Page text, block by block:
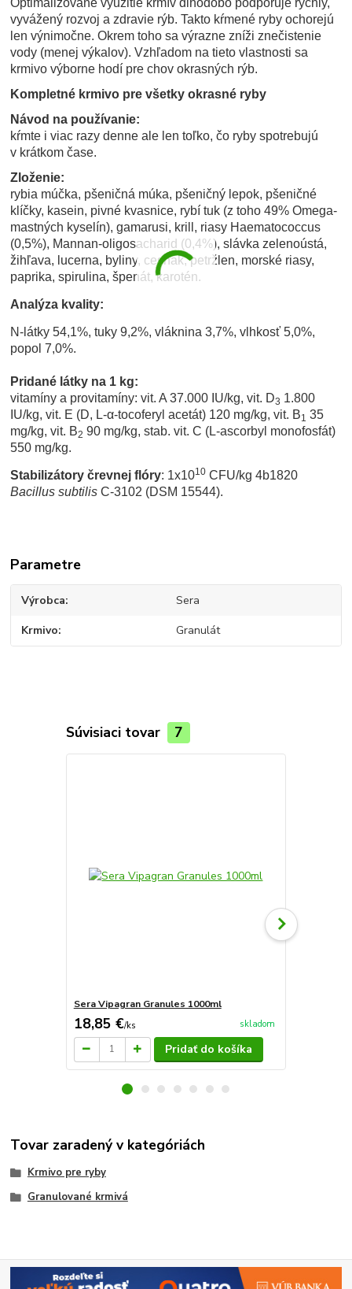
Optimalizované využitie krmív dlhodobo podporuje rýchly,
vyvážený rozvoj a zdravie rýb. Takto kŕmené ryby ochorejú
len výnimočne. Okrem toho sa výrazne zníži znečistenie
vody (menej výkalov). Vzhľadom na tieto vlastnosti sa
krmivo výborne hodí pre chov okrasných rýb.
Kompletné krmivo pre všetky okrasné ryby
Návod na používanie:
kŕmte i viac razy denne ale len toľko, čo ryby spotrebujú
v krátkom čase.
Zloženie:
rybia múčka, pšeničná múka, pšeničný lepok, pšeničné
klíčky, kasein, pivné kvasnice, rybí tuk (z toho 49% Omega-
mastných kyselín), gamarusi, krill, riasy Haematococcus
(0,5%), Mannan-oligosacharid (0,4%), slávka zelenoústá,
žihľava, lucerna, byliny, cesnak, petržlen, morské riasy,
paprika, spirulina, špenát, karotén.
Analýza kvality:
N-látky 54,1%, tuky 9,2%, vláknina 3,7%, vlhkosť 5,0%,
popol 7,0%.
Pridané látky na 1 kg:
vitamíny a provitamíny: vit. A 37.000 IU/kg, vit. D3 1.800
IU/kg, vit. E (D, L-α-tocoferyl acetát) 120 mg/kg, vit. B1 35
mg/kg, vit. B2 90 mg/kg, stab. vit. C (L-ascorbyl monofosfát)
550 mg/kg.
Stabilizátory črevnej flóry: 1x1010 CFU/kg 4b1820
Bacillus subtilis C-3102 (DSM 15544).
Parametre
Výrobca Sera
Krmivo Granulát
Súvisiaci tovar 7
Sera Vipagran Granules 1000ml
18,85 €/ks skladom
Pridať do košíka
Tovar zaradený v kategóriách
Krmivo pre ryby
Granulované krmivá